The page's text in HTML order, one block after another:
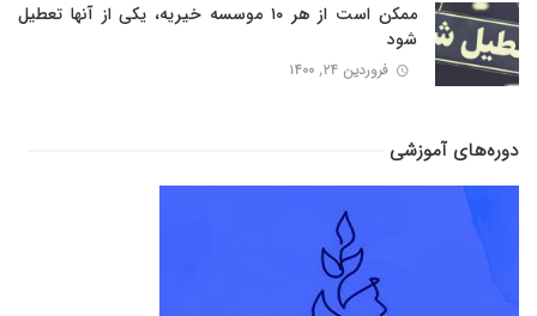
ممکن است از هر ۱۰ موسسه خیریه، یکی از آنها تعطیل
شود
فروردین ۲۴, ۱۴۰۰
دوره‌های آموزشی